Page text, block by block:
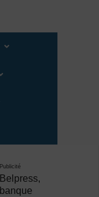
Publicité
Belpress,
banque